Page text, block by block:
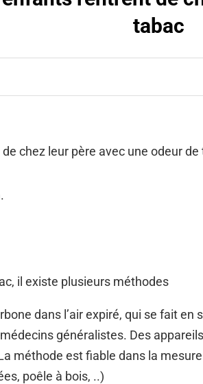
tabac
chez leur père avec une odeur
il existe plusieurs méthodes
dans l’air expiré, qui se fait
généralistes. Des
méthode est fiable dans la
poêle à bois, ..)